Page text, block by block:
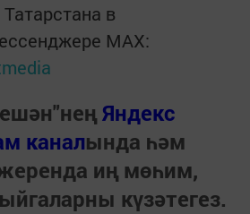
в
MАХ:
Яндекс
каналында һәм
иң мөһим,
күзәтегез.